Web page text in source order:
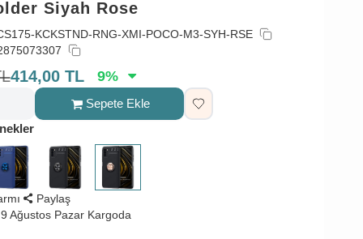
Siyah Rose
KCKSTND-RNG-XMI-POCO-M3-SYH-RSE
414,00 TL 9%
Sepete Ekle
Paylaş
Ağustos Pazar Kargoda